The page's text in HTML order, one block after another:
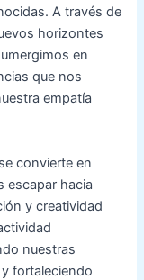
A través de
horizontes
en
que nos
empatía
convierte en
escapar hacia
y creatividad
nuestras
fortaleciendo